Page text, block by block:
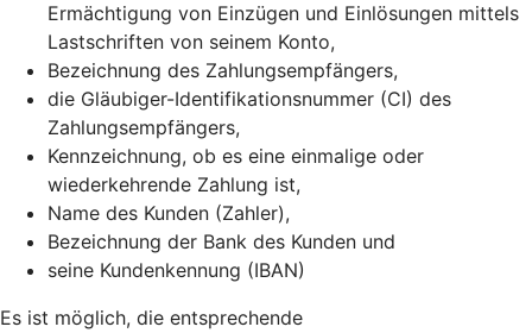
Ermächtigung von Einzügen und Einlösungen mittels
Lastschriften von seinem Konto,
Bezeichnung des Zahlungsempfängers,
die Gläubiger-Identifikationsnummer (CI) des
Zahlungsempfängers,
Kennzeichnung, ob es eine einmalige oder
wiederkehrende Zahlung ist,
Name des Kunden (Zahler),
Bezeichnung der Bank des Kunden und
seine Kundenkennung (IBAN)
Es ist möglich, die entsprechende